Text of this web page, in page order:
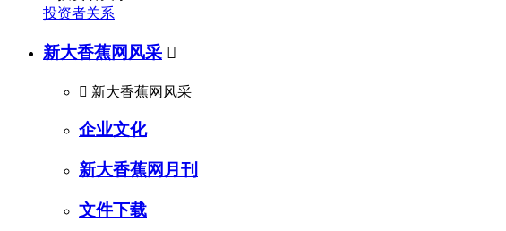
投资者关系
新大香蕉网风采 
 新大香蕉网风采
企业文化
新大香蕉网月刊
文件下载